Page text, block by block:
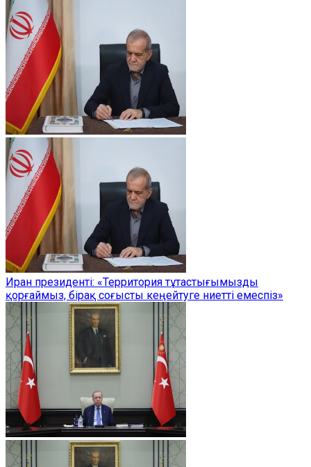
Иран президенті: «Территория тұтастығымызды
қорғаймыз, бірақ соғысты кеңейтуге ниетті емеспіз»